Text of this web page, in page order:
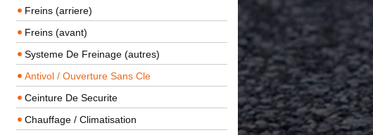
Freins (arriere)
Freins (avant)
Systeme De Freinage (autres)
Antivol / Ouverture Sans Cle
Ceinture De Securite
Chauffage / Climatisation